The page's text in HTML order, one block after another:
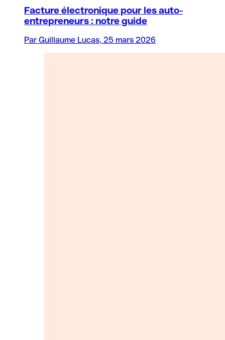
Facture électronique pour les auto-
entrepreneurs : notre guide
Par Guillaume Lucas, 25 mars 2026